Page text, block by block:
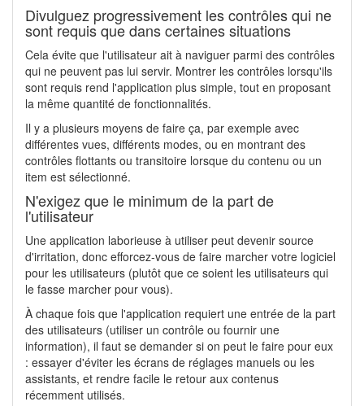
Divulguez progressivement les contrôles qui ne
sont requis que dans certaines situations
Cela évite que l'utilisateur ait à naviguer parmi des contrôles
qui ne peuvent pas lui servir. Montrer les contrôles lorsqu'ils
sont requis rend l'application plus simple, tout en proposant
la même quantité de fonctionnalités.
Il y a plusieurs moyens de faire ça, par exemple avec
différentes vues, différents modes, ou en montrant des
contrôles flottants ou transitoire lorsque du contenu ou un
item est sélectionné.
N'exigez que le minimum de la part de
l'utilisateur
Une application laborieuse à utiliser peut devenir source
d'irritation, donc efforcez-vous de faire marcher votre logiciel
pour les utilisateurs (plutôt que ce soient les utilisateurs qui
le fasse marcher pour vous).
À chaque fois que l'application requiert une entrée de la part
des utilisateurs (utiliser un contrôle ou fournir une
information), il faut se demander si on peut le faire pour eux
: essayer d'éviter les écrans de réglages manuels ou les
assistants, et rendre facile le retour aux contenus
récemment utilisés.